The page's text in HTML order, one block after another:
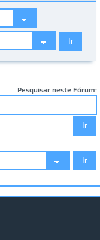
Pesquisar neste Fórum: